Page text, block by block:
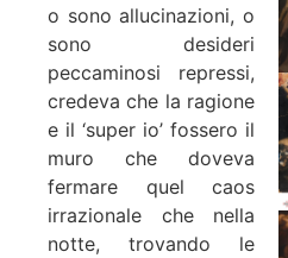
o sono allucinazioni, o
sono desideri
peccaminosi repressi,
credeva che la ragione
e il ‘super io’ fossero il
muro che doveva
fermare quel caos
irrazionale che nella
notte, trovando le